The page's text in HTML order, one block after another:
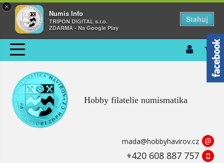
×
Numis Info
TRIPON DIGITAL s.r.o.
ZDARMA - Na Google Play
Stahuj
Hobby filatelie numismatika
mada@hobbyhavirov.cz @
+420 608 887 757